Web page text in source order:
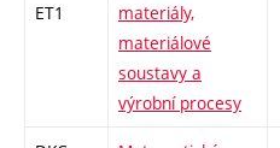
ET1
materiály,
materiálové
soustavy a
výrobní procesy